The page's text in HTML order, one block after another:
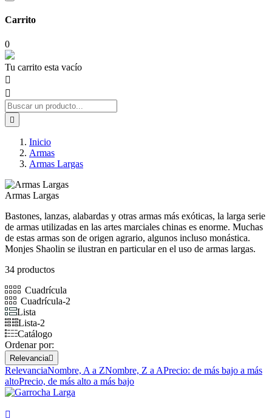
Carrito
0
Tu carrito esta vacío



Inicio
Armas
Armas Largas
Armas Largas
Bastones, lanzas, alabardas y otras armas más exóticas, la larga serie
de armas utilizadas en las artes marciales chinas es enorme. Muchas
de estas armas son de origen agrario, algunos incluso monástica.
Monjes Shaolin se ilustran en particular en el uso de armas largas.
34 productos
Cuadrícula
Cuadrícula-2
Lista
Lista-2
Catálogo
Ordenar por:
Relevancia
RelevanciaNombre, A a ZNombre, Z a APrecio: de más bajo a más
altoPrecio, de más alto a más bajo
